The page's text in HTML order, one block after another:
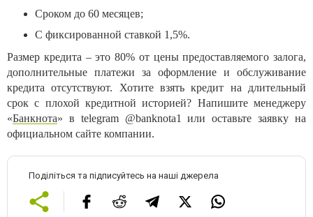
Сроком до 60 месяцев;
С фиксированной ставкой 1,5%.
Размер кредита – это 80% от цены предоставляемого залога,
дополнительные платежи за оформление и обслуживание
кредита отсутствуют. Хотите взять кредит на длительный
срок с плохой кредитной историей? Напишите менеджеру
«Банкнота» в telegram @banknota1 или оставьте заявку на
официальном сайте компании.
Поділіться та підписуйтесь на наші джерела